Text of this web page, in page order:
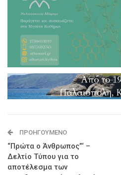
ΠΡΟΗΓΟΎΜΕΝΟ
“Πρώτα ο Άνθρωπος”‘ –
Δελτίο Τύπου για το
αποτέλεσμα των